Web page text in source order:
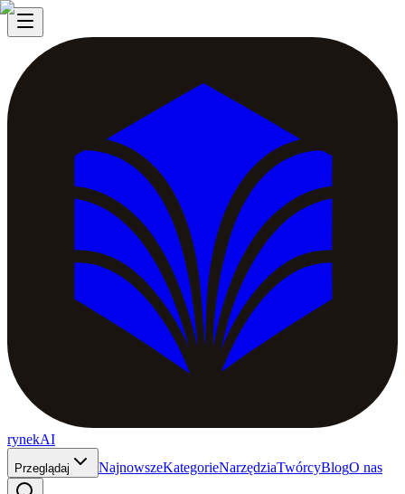
rynekAI
Przeglądaj NajnowszeKategorieNarzędziaTwórcyBlogO nas